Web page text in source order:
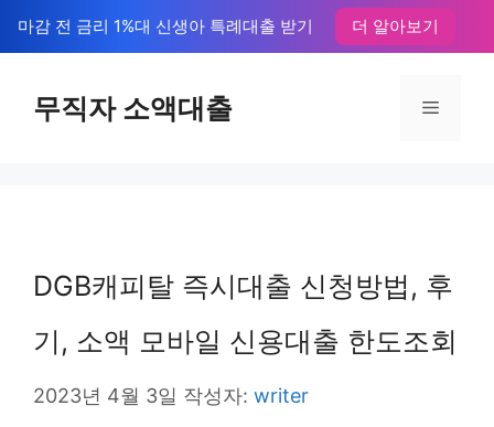
텐
마감 전 금리 1%대 신생아 특례대출 받기 더 알아보기
무직자 소액대출 메
DGB캐피탈 즉시대출 신청방법, 후
기, 소액 모바일 신용대출 한도조회
2023년 4월 3일 작성자: writer